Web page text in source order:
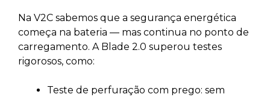
Na V2C sabemos que a segurança energética
começa na bateria — mas continua no ponto de
carregamento. A Blade 2.0 superou testes
rigorosos, como:
Teste de perfuração com prego: sem